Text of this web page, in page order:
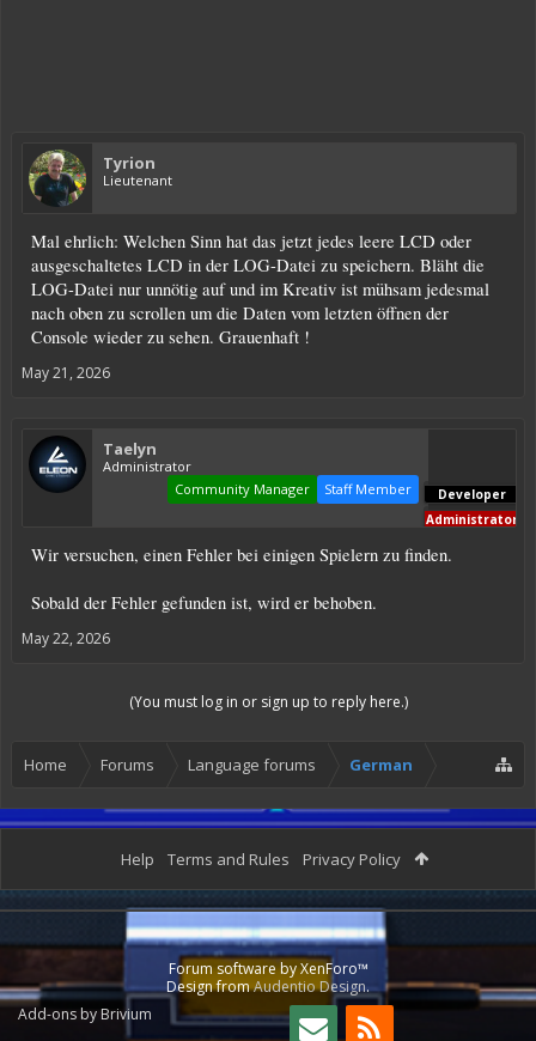
Tyrion
Lieutenant
Mal ehrlich: Welchen Sinn hat das jetzt jedes leere LCD oder
ausgeschaltetes LCD in der LOG-Datei zu speichern. Bläht die
LOG-Datei nur unnötig auf und im Kreativ ist mühsam jedesmal
nach oben zu scrollen um die Daten vom letzten öffnen der
Console wieder zu sehen. Grauenhaft !
May 21, 2026
Taelyn
Administrator
Staff Member
Community Manager
Developer
Administrator
Wir versuchen, einen Fehler bei einigen Spielern zu finden.
Sobald der Fehler gefunden ist, wird er behoben.
May 22, 2026
(You must log in or sign up to reply here.)
Home Forums Language forums German
Help Terms and Rules Privacy Policy
Forum software by XenForo™
Design fromAudentio Design.
Add-ons by Brivium